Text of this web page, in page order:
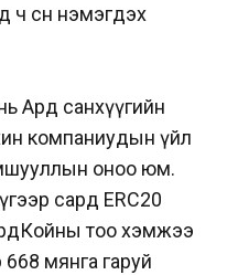
өсөн нэмэгдэх
Ард санхүүгийн
компаниудын үйл
оноо юм.
сард ERC20
тоо хэмжээ
мянга гаруй